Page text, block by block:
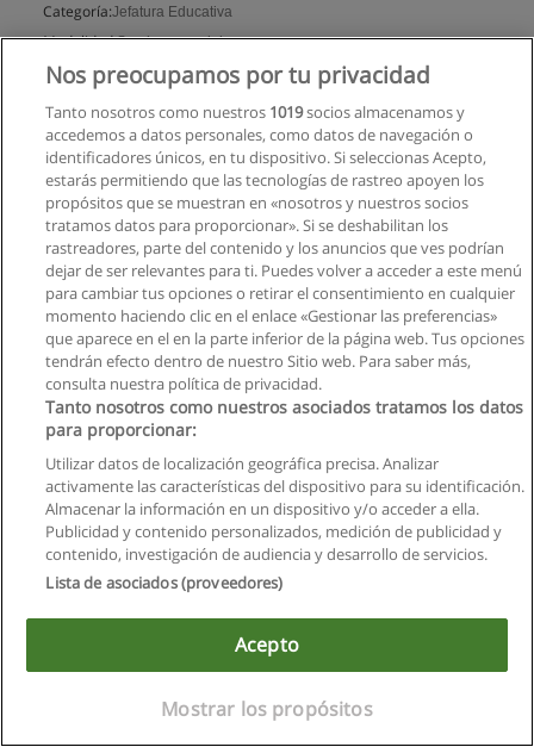
Categoría:Jefatura Educativa
Modalidad:Semi-presencial
Impartido en:
Jipijapa
Solicita información
Reglas de uso
Privacidad de datos
Contactar con Educaedu
Copyright © Educaedu Business S.L. - CIF : B-95610580: -
www.educaedu.com.ec
Nos preocupamos por tu privacidad
Tanto nosotros como nuestros 1019socios almacenamos y
accedemos a datos personales, como datos de navegación o
identificadores únicos, en tu dispositivo. Si seleccionas Acepto,
estarás permitiendo que las tecnologías de rastreo apoyen los
propósitos que se muestran en «nosotros y nuestros socios
tratamos datos para proporcionar». Si se deshabilitan los
rastreadores, parte del contenido y los anuncios que ves podrían
dejar de ser relevantes para ti. Puedes volver a acceder a este menú
para cambiar tus opciones o retirar el consentimiento en cualquier
momento haciendo clic en el enlace «Gestionar las preferencias»
que aparece en el en la parte inferior de la página web. Tus opciones
tendrán efecto dentro de nuestro Sitio web. Para saber más,
consulta nuestra política de privacidad.
Tanto nosotros como nuestros asociados tratamos los datos
para proporcionar:
Utilizar datos de localización geográfica precisa. Analizar
activamente las características del dispositivo para su identificación.
Almacenar la información en un dispositivo y/o acceder a ella.
Publicidad y contenido personalizados, medición de publicidad y
contenido, investigación de audiencia y desarrollo de servicios.
Lista de asociados (proveedores)
Acepto
Mostrar los propósitos